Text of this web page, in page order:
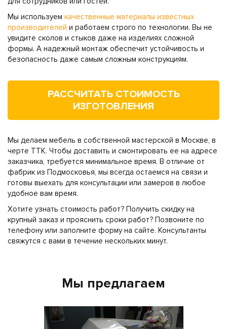
Мы используем качественные материалы известных
производителей и работаем строго по технологии. Вы не
увидите сколов и стыков даже на изделиях сложной
формы. А надежный монтаж обеспечит устойчивость и
безопасность даже самым сложным конструкциям.
РАССЧИТАТЬ СТОИМОСТЬ
ИЗГОТОВЛЕНИЯ
Мы делаем мебель в собственной мастерской в Москве, в
черте ТТК. Чтобы доставить и смонтировать ее на адресе
заказчика, требуется минимальное время. В отличие от
фабрик из Подмосковья, мы всегда остаемся на связи и
готовы выехать для консультации или замеров в любое
удобное вам время.
Хотите узнать стоимость работ? Получить скидку на
крупный заказ и прояснить сроки работ? Позвоните по
телефону или заполните форму на сайте. Консультанты
свяжутся с вами в течение нескольких минут.
Мы предлагаем